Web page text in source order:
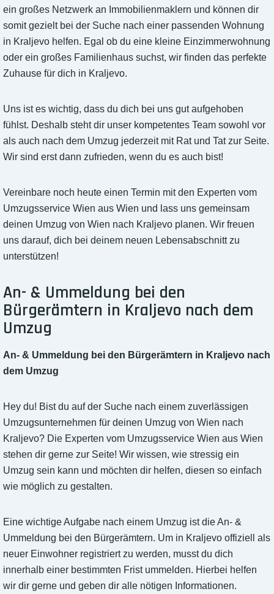
ein großes Netzwerk an Immobilienmaklern und können dir
somit gezielt bei der Suche nach einer passenden Wohnung
in Kraljevo helfen. Egal ob du eine kleine Einzimmerwohnung
oder ein großes Familienhaus suchst, wir finden das perfekte
Zuhause für dich in Kraljevo.
Uns ist es wichtig, dass du dich bei uns gut aufgehoben
fühlst. Deshalb steht dir unser kompetentes Team sowohl vor
als auch nach dem Umzug jederzeit mit Rat und Tat zur Seite.
Wir sind erst dann zufrieden, wenn du es auch bist!
Vereinbare noch heute einen Termin mit den Experten vom
Umzugsservice Wien aus Wien und lass uns gemeinsam
deinen Umzug von Wien nach Kraljevo planen. Wir freuen
uns darauf, dich bei deinem neuen Lebensabschnitt zu
unterstützen!
An- & Ummeldung bei den
Bürgerämtern in Kraljevo nach dem
Umzug
An- & Ummeldung bei den Bürgerämtern in Kraljevo nach
dem Umzug
Hey du! Bist du auf der Suche nach einem zuverlässigen
Umzugsunternehmen für deinen Umzug von Wien nach
Kraljevo? Die Experten vom Umzugsservice Wien aus Wien
stehen dir gerne zur Seite! Wir wissen, wie stressig ein
Umzug sein kann und möchten dir helfen, diesen so einfach
wie möglich zu gestalten.
Eine wichtige Aufgabe nach einem Umzug ist die An- &
Ummeldung bei den Bürgerämtern. Um in Kraljevo offiziell als
neuer Einwohner registriert zu werden, musst du dich
innerhalb einer bestimmten Frist ummelden. Hierbei helfen
wir dir gerne und geben dir alle nötigen Informationen.